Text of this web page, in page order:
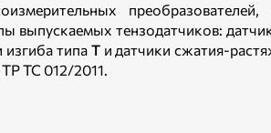
выпускаемых тензодатчиков:
изгиба типа Ти датчики сжатия-
ТС 012/2011.